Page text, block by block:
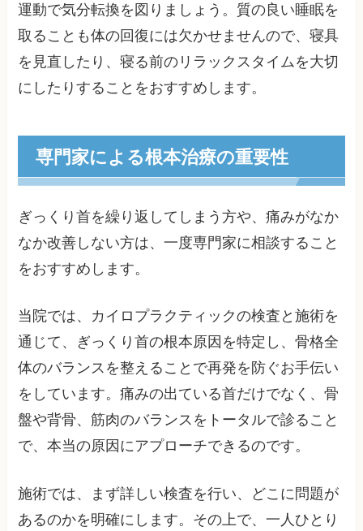
運動で気分転換を図りましょう。質の良い睡眠を
取ることも体の回復には欠かせませんので、寝具
を見直したり、寝る前のリラックスタイムを大切
にしたりすることをおすすめします。
専門家による根本治療の重要性
ぎっくり首を繰り返してしまう方や、痛みがなか
なか改善しない方は、一度専門家に相談すること
をおすすめします。
当院では、カイロプラクティックの検査と施術を
通じて、ぎっくり首の根本原因を特定し、骨格全
体のバランスを整えることで再発を防ぐお手伝い
をしています。痛みの出ている首だけでなく、骨
盤や背骨、筋肉のバランスをトータルで診ること
で、本当の原因にアプローチできるのです。
施術では、まず詳しい検査を行い、どこに問題が
あるのかを明確にします。その上で、一人ひとり